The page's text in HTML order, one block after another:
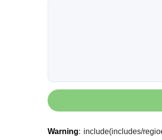
Warning: include(includes/